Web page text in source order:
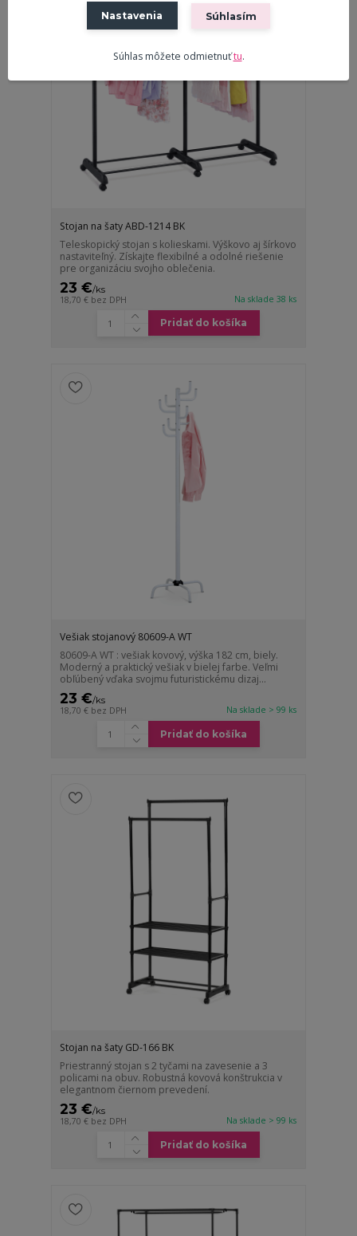
Stojan na šaty ABD-1214 BK
Teleskopický stojan s kolieskami. Výškovo aj šírkovo
nastaviteľný. Získajte flexibilné a odolné riešenie
pre organizáciu svojho oblečenia.
23 €/ks
18,70 € bez DPH Na sklade 38 ks
Pridať do košíka
Vešiak stojanový 80609-A WT
80609-A WT : vešiak kovový, výška 182 cm, biely.
Moderný a praktický vešiak v bielej farbe. Veľmi
obľúbený vďaka svojmu futuristickému dizaj...
23 €/ks
18,70 € bez DPH Na sklade > 99 ks
Pridať do košíka
Stojan na šaty GD-166 BK
Priestranný stojan s 2 tyčami na zavesenie a 3
policami na obuv. Robustná kovová konštrukcia v
elegantnom čiernom prevedení.
23 €/ks
18,70 € bez DPH Na sklade > 99 ks
Pridať do košíka
Nastavenia Súhlasím
Súhlas môžete odmietnuťtu.